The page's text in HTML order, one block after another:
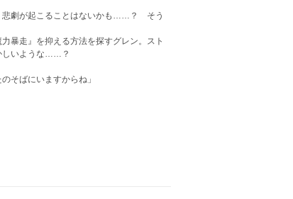
悲劇が起こることはないかも……？ そう
暴走』を抑える方法を探すグレン。スト
しいような……？
そばにいますからね」